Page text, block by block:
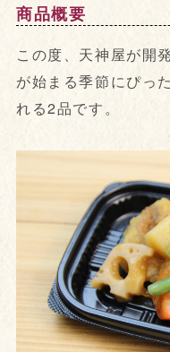
商品概要
この度、天神屋が開
が始まる季節にぴっ
れる2品です。